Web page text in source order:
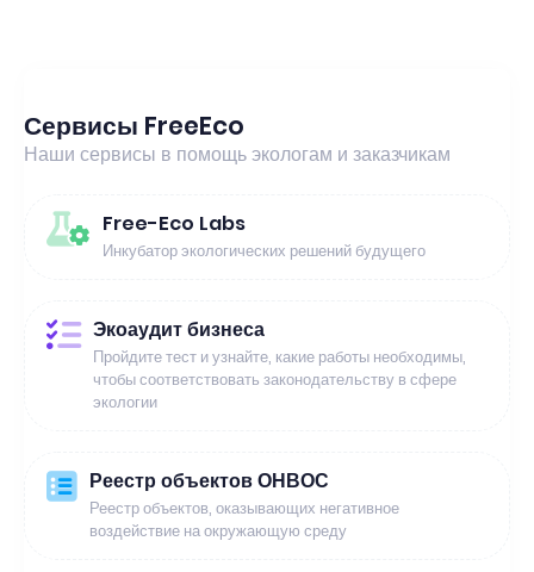
Сервисы FreeEco
Наши сервисы в помощь экологам и заказчикам
Free-Eco Labs
Инкубатор экологических решений будущего
Экоаудит бизнеса
Пройдите тест и узнайте, какие работы необходимы,
чтобы соответствовать законодательству в сфере
экологии
Реестр объектов ОНВОС
Реестр объектов, оказывающих негативное
воздействие на окружающую среду